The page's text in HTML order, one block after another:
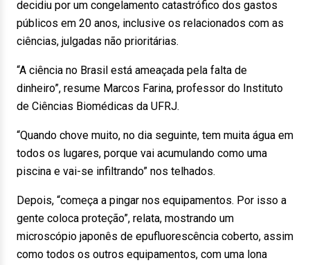
decidiu por um congelamento catastrófico dos gastos
públicos em 20 anos, inclusive os relacionados com as
ciências, julgadas não prioritárias.
“A ciência no Brasil está ameaçada pela falta de
dinheiro”, resume Marcos Farina, professor do Instituto
de Ciências Biomédicas da UFRJ.
“Quando chove muito, no dia seguinte, tem muita água em
todos os lugares, porque vai acumulando como uma
piscina e vai-se infiltrando” nos telhados.
Depois, “começa a pingar nos equipamentos. Por isso a
gente coloca proteção”, relata, mostrando um
microscópio japonês de epufluorescência coberto, assim
como todos os outros equipamentos, com uma lona